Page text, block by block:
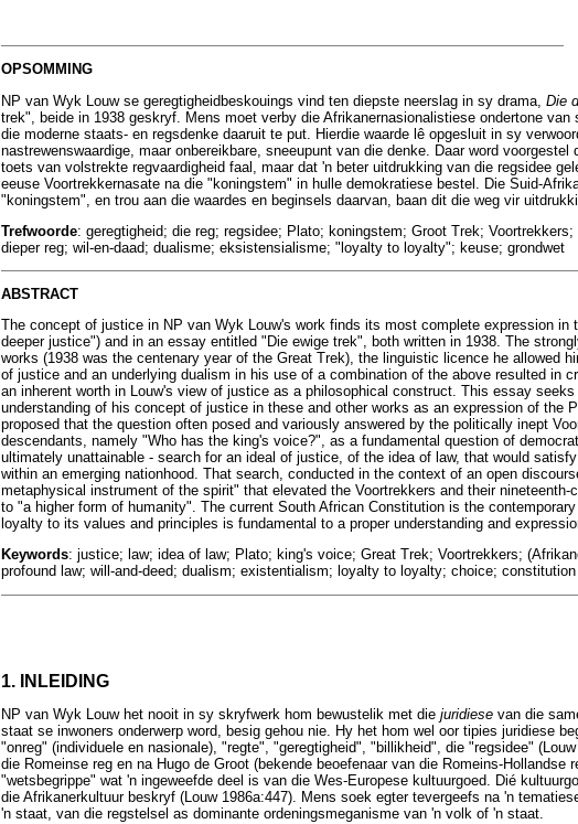
OPSOMMING
NP van Wyk Louw se geregtigheidbeskouings vind ten diepste neerslag in sy drama, Die
trek", beide in 1938 geskryf. Mens moet verby die Afrikanernasionalistiese ondertone
die moderne staats- en regsdenke daaruit te put. Hierdie waarde lê opgesluit in sy
nastrewenswaardige, maar onbereikbare, sneeupunt van die denke. Daar word
toets van volstrekte regvaardigheid faal, maar dat 'n beter uitdrukking van die regsidee
eeuse Voortrekkernasate na die "koningstem" in hulle demokratiese bestel. Die Suid-
"koningstem", en trou aan die waardes en beginsels daarvan, baan dit die weg vir
Trefwoorde: geregtigheid; die reg; regsidee; Plato; koningstem; Groot Trek;
dieper reg; wil-en-daad; dualisme; eksistensialisme; "loyalty to loyalty"; keuse; grondwet
ABSTRACT
The concept of justice in NP van Wyk Louw's work finds its most complete expression in
deeper justice") and in an essay entitled "Die ewige trek", both written in 1938. The
works (1938 was the centenary year of the Great Trek), the linguistic licence he allowed
of justice and an underlying dualism in his use of a combination of the above resulted in
an inherent worth in Louw's view of justice as a philosophical construct. This essay
understanding of his concept of justice in these and other works as an expression of the
proposed that the question often posed and variously answered by the politically inept
descendants, namely "Who has the king's voice?", as a fundamental question of
ultimately unattainable - search for an ideal of justice, of the idea of law, that would
within an emerging nationhood. That search, conducted in the context of an open
metaphysical instrument of the spirit" that elevated the Voortrekkers and their nineteenth-
to "a higher form of humanity". The current South African Constitution is the
loyalty to its values and principles is fundamental to a proper understanding and
Keywords: justice; law; idea of law; Plato; king's voice; Great Trek; Voortrekkers;
profound law; will-and-deed; dualism; existentialism; loyalty to loyalty; choice; constitution
1. INLEIDING
NP van Wyk Louw het nooit in sy skryfwerk hom bewustelik met die juridiese van die
staat se inwoners onderwerp word, besig gehou nie. Hy het hom wel oor tipies juridiese
"onreg" (individuele en nasionale), "regte", "geregtigheid", "billikheid", die "regsidee"
die Romeinse reg en na Hugo de Groot (bekende beoefenaar van die Romeins-Hollandse
"wetsbegrippe" wat 'n ingeweefde deel is van die Wes-Europese kultuurgoed. Dié
die Afrikanerkultuur beskryf (Louw 1986a:447). Mens soek egter tevergeefs na 'n
'n staat, van die regstelsel as dominante ordeningsmeganisme van 'n volk of 'n staat.